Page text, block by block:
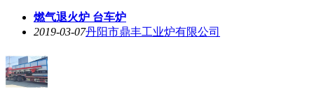
燃气退火炉 台车炉
2019-03-07丹阳市鼎丰工业炉有限公司